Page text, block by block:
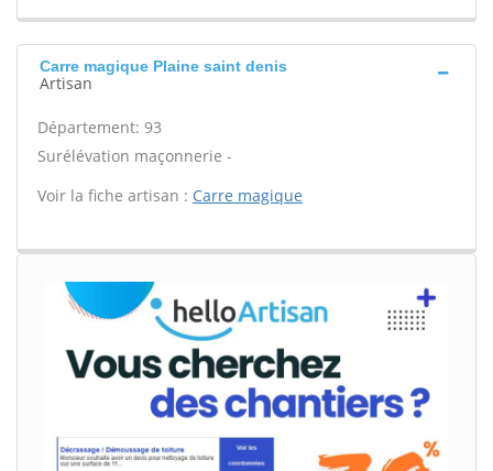
Carre magique Plaine saint denis
Artisan
Département: 93
Surélévation maçonnerie -
Voir la fiche artisan : Carre magique